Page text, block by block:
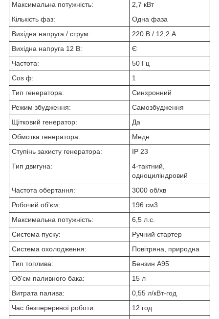
Максимальна потужність:
2,7 кВт
Кількість фаз:
Одна фаза
Вихідна напруга / струм:
220 В / 12,2 А
Вихідна напруга 12 В:
Є
Частота:
50 Гц
Cos ф:
1
Тип генератора:
Синхронний
Режим збудження:
Самозбудження
Щітковий генератор:
Да
Обмотка генератора:
Медн
Ступінь захисту генератора:
IP 23
Тип двигуна:
4-тактний,
одноциліндровий
Частота обертання:
3000 об/хв
Робочий об'єм:
196 см3
Максимальна потужність:
6,5 л.с.
Система пуску:
Ручний стартер
Система охолодження:
Повітряна, природна
Тип топлива:
Бензин А95
Об'єм паливного бака:
15 л
Витрата палива:
0,55 л/кВт-год
Час безперервної роботи:
12 год